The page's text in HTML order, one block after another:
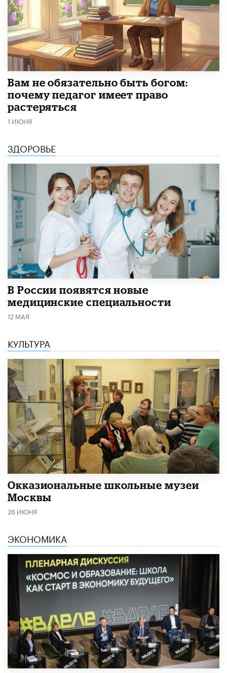
​Вам не обязательно быть богом:
почему педагог имеет право
растеряться
1 ИЮНЯ
ЗДОРОВЬЕ
В России появятся новые
медицинские специальности
12 МАЯ
КУЛЬТУРА
​Окказиональные школьные музеи
Москвы
26 ИЮНЯ
ЭКОНОМИКА